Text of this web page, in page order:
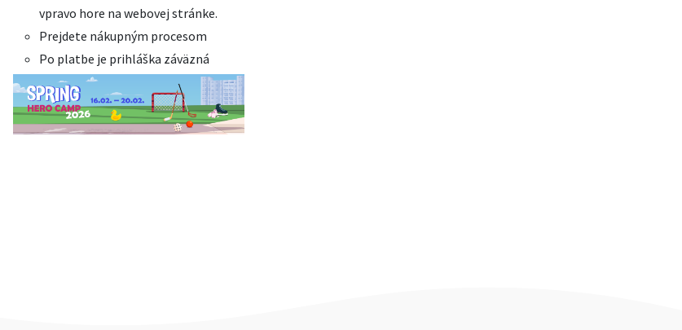
vpravo hore na webovej stránke.
Prejdete nákupným procesom
Po platbe je prihláška záväzná